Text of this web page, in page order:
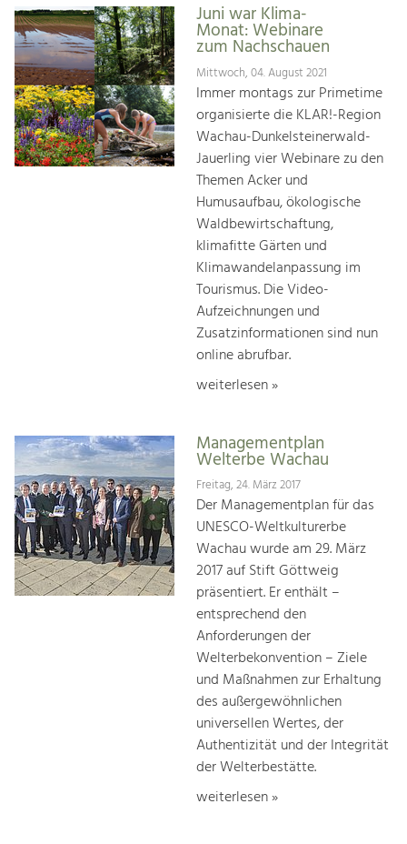
Juni war Klima-
Monat: Webinare
zum Nachschauen
Mittwoch, 04. August 2021
Immer montags zur Primetime
organisierte die KLAR!-Region
Wachau-Dunkelsteinerwald-
Jauerling vier Webinare zu den
Themen Acker und
Humusaufbau, ökologische
Waldbewirtschaftung,
klimafitte Gärten und
Klimawandelanpassung im
Tourismus. Die Video-
Aufzeichnungen und
Zusatzinformationen sind nun
online abrufbar.
weiterlesen »
Managementplan
Welterbe Wachau
Freitag, 24. März 2017
Der Managementplan für das
UNESCO-Weltkulturerbe
Wachau wurde am 29. März
2017 auf Stift Göttweig
präsentiert. Er enthält –
entsprechend den
Anforderungen der
Welterbekonvention – Ziele
und Maßnahmen zur Erhaltung
des außergewöhnlichen
universellen Wertes, der
Authentizität und der Integrität
der Welterbestätte.
weiterlesen »